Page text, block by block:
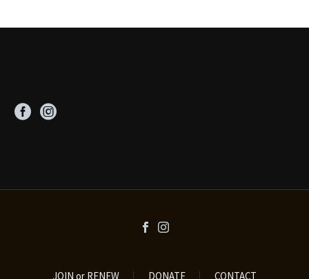
JOIN or RENEW DONATE CONTACT